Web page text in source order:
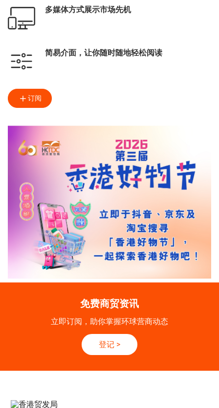
多媒体方式展示市场先机
简易介面，让你随时随地轻松阅读
订阅
免费商贸资讯
立即订阅，助你掌握环球营商动态
登记 >